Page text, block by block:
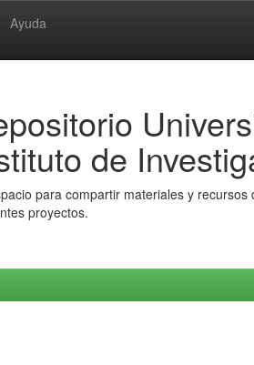
Ayuda
de
para compartir materiales y
proyectos.